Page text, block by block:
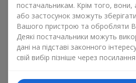
Кому дарують
Букет з орхідей універсальний і може
даруютькоханим жінками,мамі,
подрузі,колезіабо бізнес-партнеру.
постачальникам. Крім того,
або застосунок зможуть
Вашого пристрою та обробляти
Деякі постачальники можуть
дані на підставі законного
свій вибір пізніше через